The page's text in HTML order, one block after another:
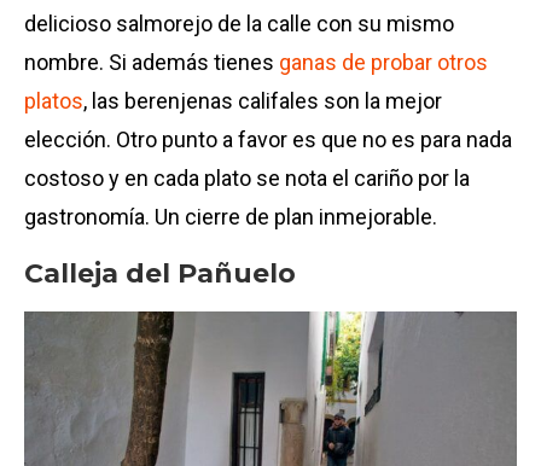
delicioso salmorejo de la calle con su mismo
nombre. Si además tienes ganas de probar otros
platos, las berenjenas califales son la mejor
elección. Otro punto a favor es que no es para nada
costoso y en cada plato se nota el cariño por la
gastronomía. Un cierre de plan inmejorable.
Calleja del Pañuelo